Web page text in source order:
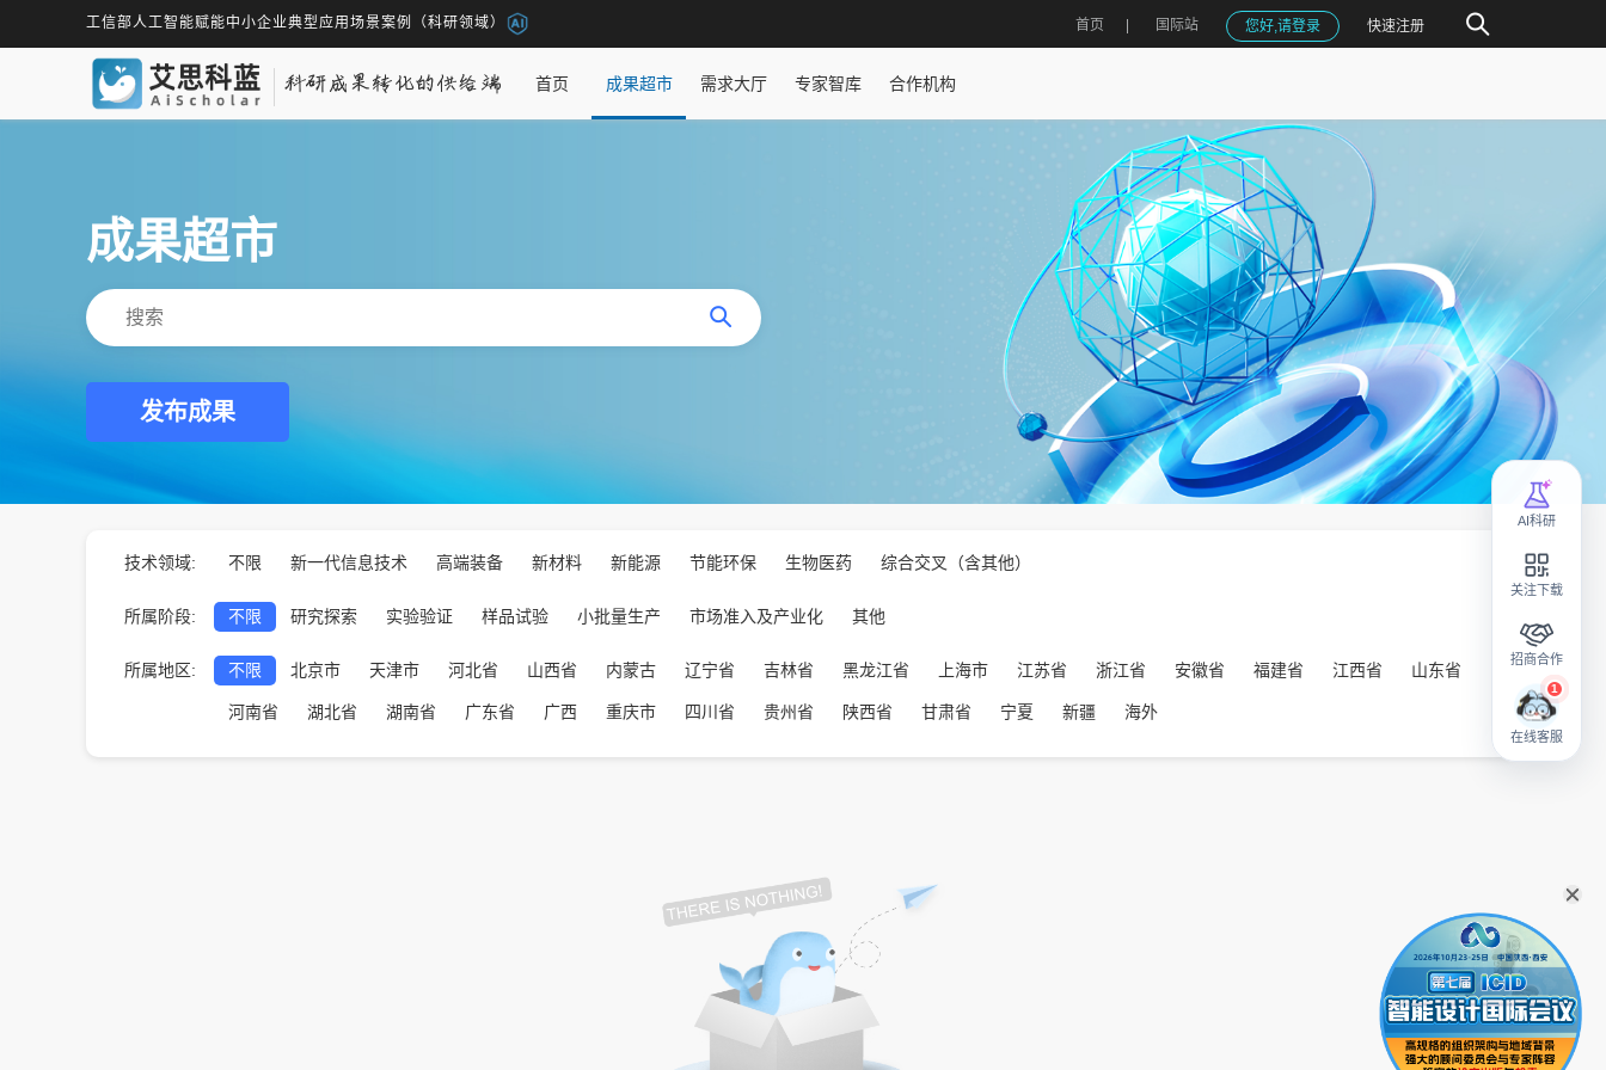
工信部人工智能赋能中小企业典型应用场景案例（科研领域） 首页 国际站 您好,请登录 快速注册
首页 成果超市 需求大厅 专家智库 合作机构
成果超市
发布成果
技术领域: 不限 新一代信息技术 高端装备 新材料 新能源 节能环保 生物医药 综合交叉（含其他）
所属阶段: 不限 研究探索 实验验证 样品试验 小批量生产 市场准入及产业化 其他
所属地区: 不限 北京市 天津市 河北省 山西省 内蒙古 辽宁省 吉林省 黑龙江省 上海市 江苏省 浙江省 安徽省 福建省 江西省 山东省
河南省 湖北省 湖南省 广东省 广西 重庆市 四川省 贵州省 陕西省 甘肃省 宁夏 新疆 海外
AI科研
关注下载
招商合作
在线客服